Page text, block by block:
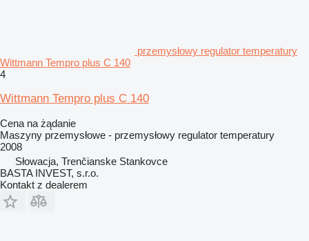
przemysłowy regulator temperatury
Wittmann Tempro plus C 140
4
Wittmann Tempro plus C 140
Cena na żądanie
Maszyny przemysłowe - przemysłowy regulator temperatury
2008
Słowacja, Trenčianske Stankovce
BASTA INVEST, s.r.o.
Kontakt z dealerem